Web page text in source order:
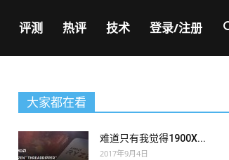
评测 热评 技术 登录/注册
大家都在看
难道只有我觉得1900X...
2017年9月4日